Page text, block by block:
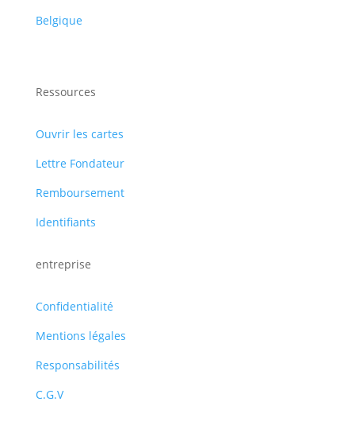
Belgique
Ressources
Ouvrir les cartes
Lettre Fondateur
Remboursement
Identifiants
entreprise
Confidentialité
Mentions légales
Responsabilités
C.G.V